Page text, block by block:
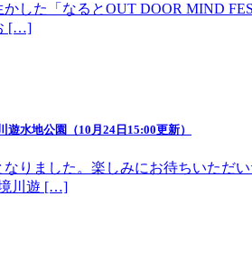
した「なるとOUT DOOR MIND
[…]
遊水地公園（10月24日15:00更新）
りました。楽しみにお待ちいただ
境川遊 […]